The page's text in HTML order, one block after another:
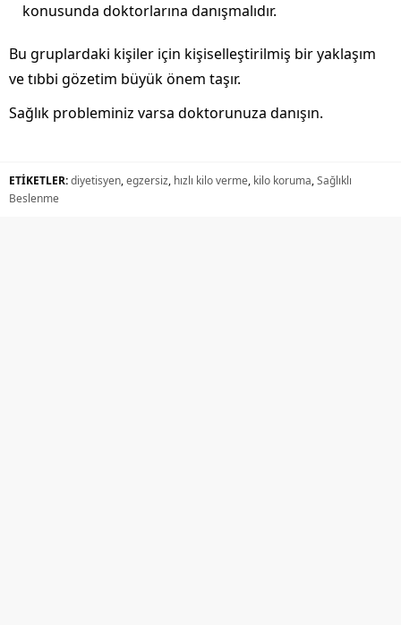
konusunda doktorlarına danışmalıdır.
Bu gruplardaki kişiler için kişiselleştirilmiş bir yaklaşım
ve tıbbi gözetim büyük önem taşır.
Sağlık probleminiz varsa doktorunuza danışın.
ETİKETLER:diyetisyen,egzersiz, hızlı kilo verme, kilo koruma,Sağlıklı
Beslenme